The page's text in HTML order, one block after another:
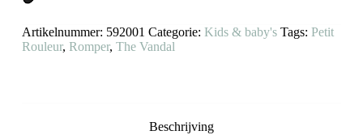
Artikelnummer: 592001 Categorie: Kids & baby's Tags: Petit
Rouleur, Romper, The Vandal
Beschrijving